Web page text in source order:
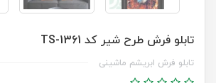
تابلو فرش طرح شیر کد TS-1361
تابلو فرش ابریشم ماشینی